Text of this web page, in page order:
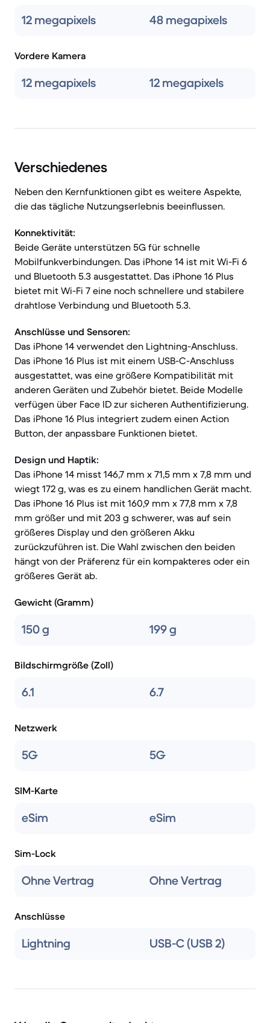
12 megapixels 48 megapixels
Vordere Kamera
12 megapixels 12 megapixels
Verschiedenes
Neben den Kernfunktionen gibt es weitere Aspekte,
die das tägliche Nutzungserlebnis beeinflussen.
Konnektivität:
Beide Geräte unterstützen 5G für schnelle
Mobilfunkverbindungen. Das iPhone 14 ist mit Wi-Fi 6
und Bluetooth 5.3 ausgestattet. Das iPhone 16 Plus
bietet mit Wi-Fi 7 eine noch schnellere und stabilere
drahtlose Verbindung und Bluetooth 5.3.
Anschlüsse und Sensoren:
Das iPhone 14 verwendet den Lightning-Anschluss.
Das iPhone 16 Plus ist mit einem USB-C-Anschluss
ausgestattet, was eine größere Kompatibilität mit
anderen Geräten und Zubehör bietet. Beide Modelle
verfügen über Face ID zur sicheren Authentifizierung.
Das iPhone 16 Plus integriert zudem einen Action
Button, der anpassbare Funktionen bietet.
Design und Haptik:
Das iPhone 14 misst 146,7 mm x 71,5 mm x 7,8 mm und
wiegt 172 g, was es zu einem handlichen Gerät macht.
Das iPhone 16 Plus ist mit 160,9 mm x 77,8 mm x 7,8
mm größer und mit 203 g schwerer, was auf sein
größeres Display und den größeren Akku
zurückzuführen ist. Die Wahl zwischen den beiden
hängt von der Präferenz für ein kompakteres oder ein
größeres Gerät ab.
Gewicht (Gramm)
150 g 199 g
Bildschirmgröße (Zoll)
6.1 6.7
Netzwerk
5G 5G
SIM-Karte
eSim eSim
Sim-Lock
Ohne Vertrag Ohne Vertrag
Anschlüsse
Lightning USB-C (USB 2)